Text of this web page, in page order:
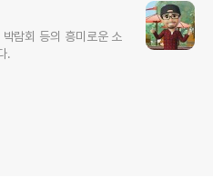
람회 등의 흥미로운 소
.